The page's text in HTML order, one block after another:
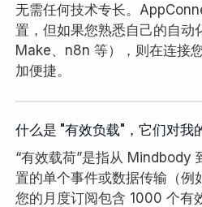
无需任何技术专长。
置，但如果您熟悉自己的自动
Make、n8n 等），则在连接
加便捷。
什么是 "有效负载"，它们对我
“有效载荷”是指从 Mindbody
置的单个事件或数据传输（例
您的月度订阅包含 1000 个有